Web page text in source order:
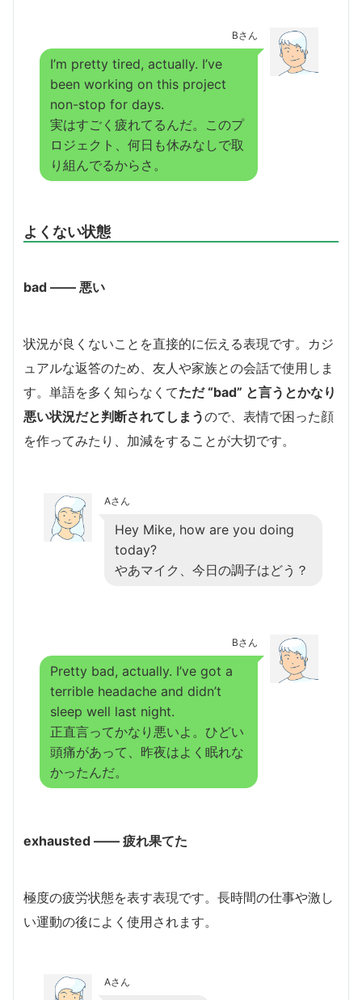
Bさん
I’m pretty tired, actually. I’ve
been working on this project
non-stop for days.
実はすごく疲れてるんだ。このプ
ロジェクト、何日も休みなしで取
り組んでるからさ。
よくない状態
bad ―― 悪い
状況が良くないことを直接的に伝える表現です。カジ
ュアルな返答のため、友人や家族との会話で使用しま
す。単語を多く知らなくてただ “bad” と言うとかなり
悪い状況だと判断されてしまうので、表情で困った顔
を作ってみたり、加減をすることが大切です。
Aさん
Hey Mike, how are you doing
today?
やあマイク、今日の調子はどう？
Bさん
Pretty bad, actually. I’ve got a
terrible headache and didn’t
sleep well last night.
正直言ってかなり悪いよ。ひどい
頭痛があって、昨夜はよく眠れな
かったんだ。
exhausted ―― 疲れ果てた
極度の疲労状態を表す表現です。長時間の仕事や激し
い運動の後によく使用されます。
Aさん